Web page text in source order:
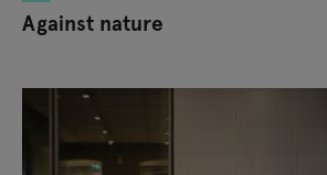
Against nature